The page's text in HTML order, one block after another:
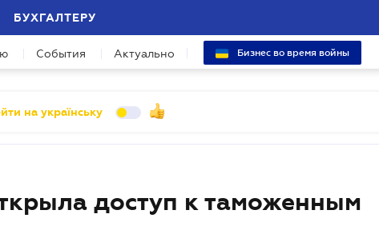
БУХГАЛТЕРУ
События Актуально Бизнес во время войны
на українську
доступ к таможенным